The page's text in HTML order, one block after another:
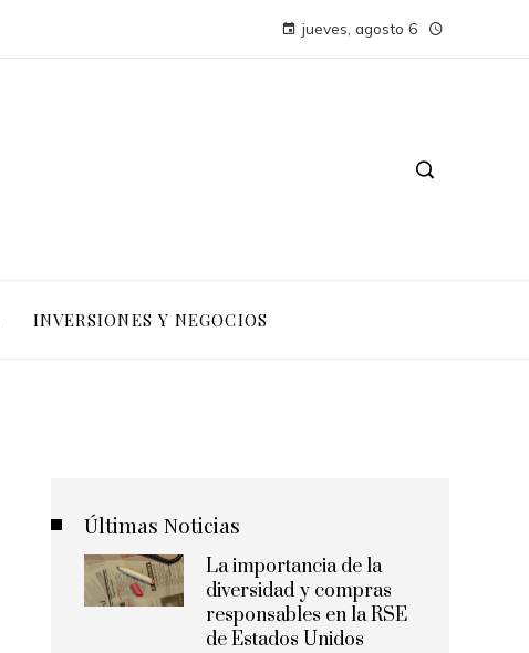
jueves, agosto 6
INVERSIONES Y NEGOCIOS
Últimas Noticias
La importancia de la
diversidad y compras
responsables en la RSE
de Estados Unidos